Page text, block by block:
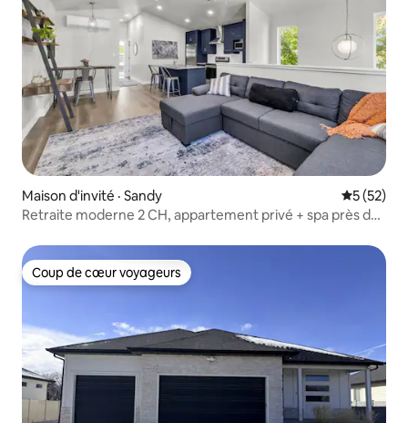
Maison d'invité · Sandy Note
5 (52)
Retraite moderne 2 CH, appartement privé + spa près de
Coup de cœur voyageurs
Coup de cœur voyageurs